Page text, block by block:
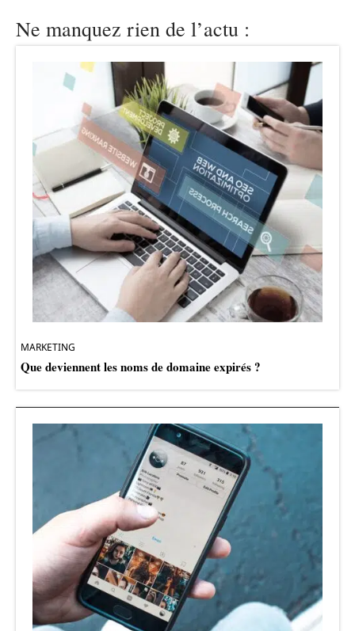
Ne manquez rien de l’actu :
MARKETING
Que deviennent les noms de domaine expirés ?